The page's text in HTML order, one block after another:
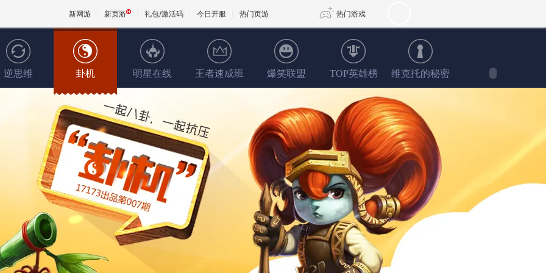
新网游 新页游 礼包/激活码 今日开服 热门页游 热门游戏
逆思维 卦机 明星在线 王者速成班 爆笑联盟 TOP英雄榜 维克托的秘密